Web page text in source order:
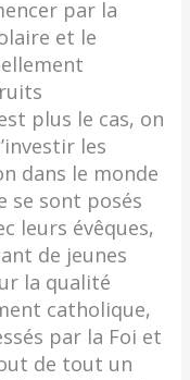
par la
et le
plus le cas, on
les
dans le monde
se sont posés
leurs évêques,
de jeunes
la qualité
catholique,
par la Foi et
de tout un